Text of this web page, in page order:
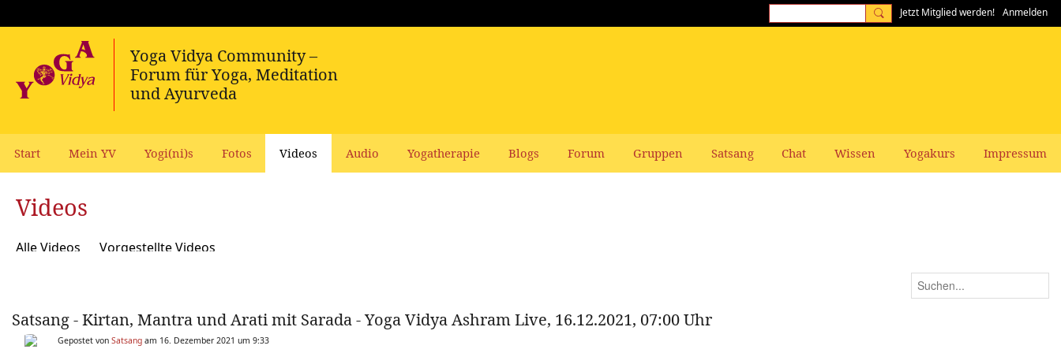
Jetzt Mitglied werden! Anmelden
Start Mein YV Yogi(ni)s Fotos Videos Audio Yogatherapie Blogs Forum Gruppen Satsang Chat Wissen Yogakurs Impressum
Videos
Alle Videos Vorgestellte Videos
Satsang - Kirtan, Mantra und Arati mit Sarada - Yoga Vidya Ashram Live, 16.12.2021, 07:00 Uhr
Gepostet von Satsang am 16. Dezember 2021 um 9:33